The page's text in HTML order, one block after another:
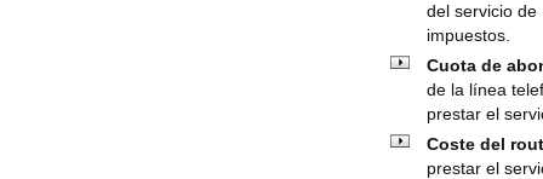
del servicio
impuestos.
Cuota de
de la línea
prestar el
Coste del
prestar el